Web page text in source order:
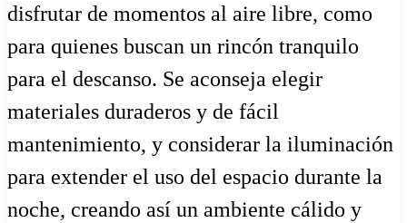
disfrutar de momentos al aire libre, como
para quienes buscan un rincón tranquilo
para el descanso. Se aconseja elegir
materiales duraderos y de fácil
mantenimiento, y considerar la iluminación
para extender el uso del espacio durante la
noche, creando así un ambiente cálido y